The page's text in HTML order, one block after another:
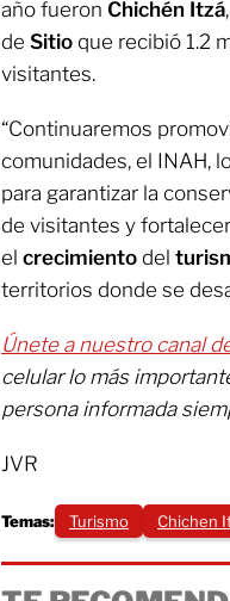
año fueron Chichén Itzá
de Sitio que recibió 1.2
visitantes.
“Continuaremos
comunidades, el INAH,
para garantizar la
de visitantes y
el crecimiento del
territorios donde se
Únete a nuestro canal
celular lo más
persona informada
JVR
Temas: Turismo Chichen